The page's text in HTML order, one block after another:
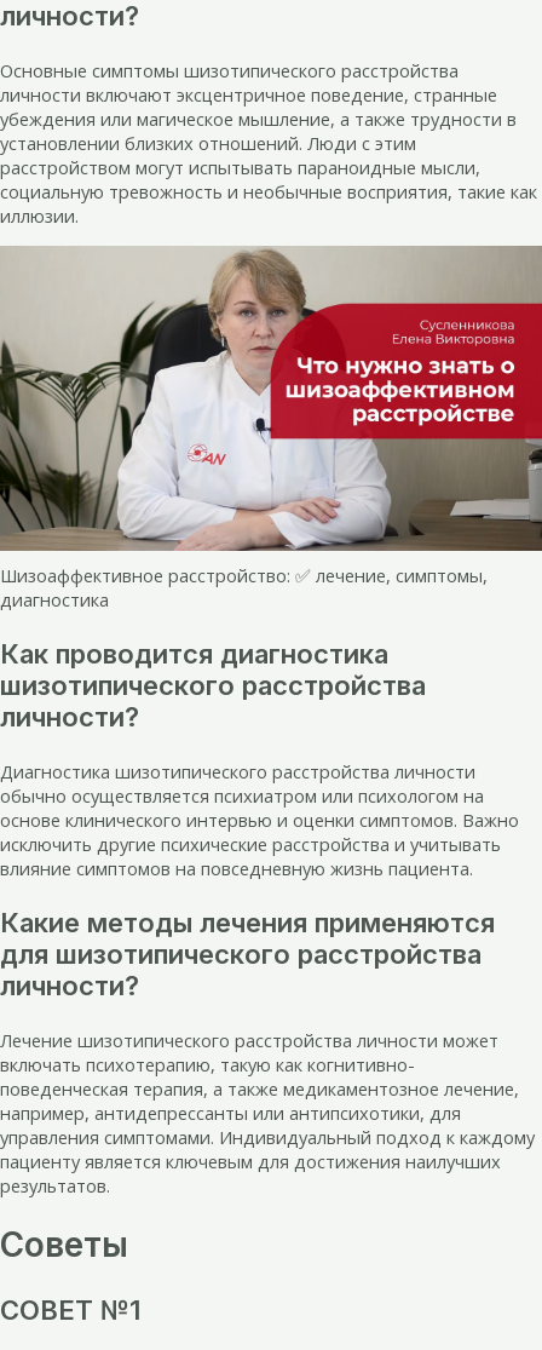
личности?
Основные симптомы шизотипического расстройства
личности включают эксцентричное поведение, странные
убеждения или магическое мышление, а также трудности в
установлении близких отношений. Люди с этим
расстройством могут испытывать параноидные мысли,
социальную тревожность и необычные восприятия, такие как
иллюзии.
Шизоаффективное расстройство: ✅ лечение, симптомы,
диагностика
Как проводится диагностика
шизотипического расстройства
личности?
Диагностика шизотипического расстройства личности
обычно осуществляется психиатром или психологом на
основе клинического интервью и оценки симптомов. Важно
исключить другие психические расстройства и учитывать
влияние симптомов на повседневную жизнь пациента.
Какие методы лечения применяются
для шизотипического расстройства
личности?
Лечение шизотипического расстройства личности может
включать психотерапию, такую как когнитивно-
поведенческая терапия, а также медикаментозное лечение,
например, антидепрессанты или антипсихотики, для
управления симптомами. Индивидуальный подход к каждому
пациенту является ключевым для достижения наилучших
результатов.
Советы
СОВЕТ №1